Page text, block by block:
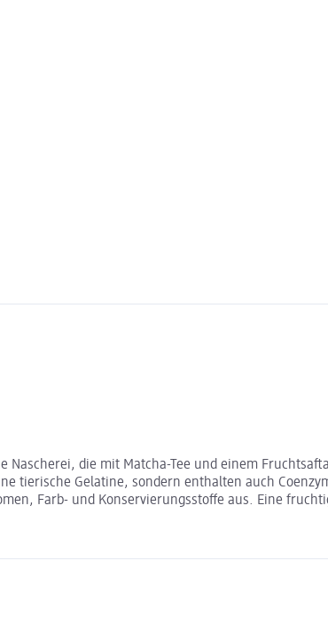
Nascherei, die mit Matcha-Tee und einem
Gelatine, sondern enthalten auch
Farb- und Konservierungsstoffe aus. Eine